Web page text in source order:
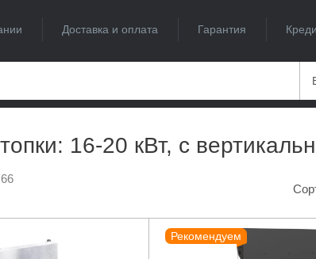
Доставка и оплата Гарантия
16-20 кВт, с
Рекомендуем